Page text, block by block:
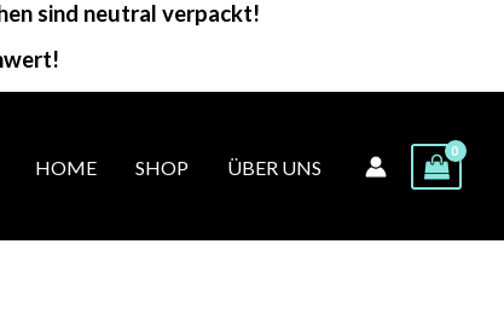
sind neutral verpackt!
HOME SHOP ÜBER UNS